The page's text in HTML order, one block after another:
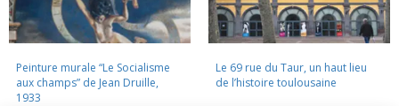
Peinture murale “Le Socialisme
aux champs” de Jean Druille,
1933
Le 69 rue du Taur, un haut lieu
de l’histoire toulousaine